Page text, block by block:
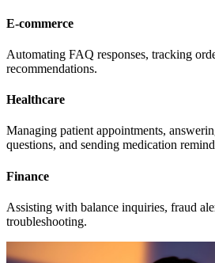
E-commerce
Automating FAQ responses, tracking
recommendations.
Healthcare
Managing patient appointments,
questions, and sending medication
Finance
Assisting with balance inquiries, fraud
troubleshooting.